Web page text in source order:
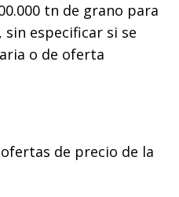
tn de grano para
especificar si se
o de oferta
de precio de la